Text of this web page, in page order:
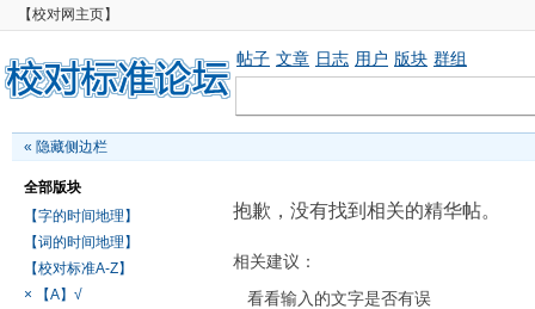
【校对网主页】
帖子 文章 日志 用户 版块 群组
« 隐藏侧边栏
全部版块
【字的时间地理】
【词的时间地理】
【校对标准A-Z】
× 【A】√
抱歉，没有找到相关的精华帖。
相关建议：
看看输入的文字是否有误